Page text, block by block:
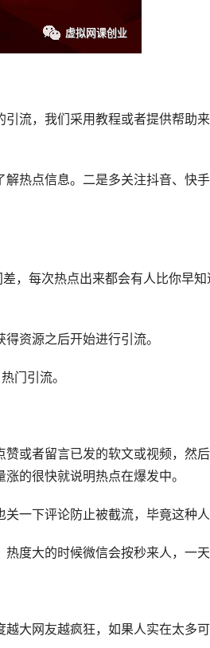
流，我们采用教程或者提供帮助
热点信息。二是多关注抖音、快
，每次热点出来都会有人比你早
资源之后开始进行引流。
门引流。
或者留言已发的软文或视频，然
的很快就说明热点在爆发中。
一下评论防止被截流，毕竟这种人
度大的时候微信会按秒来人，一天
大网友越疯狂，如果人实在太多